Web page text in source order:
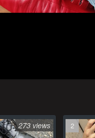
273 views